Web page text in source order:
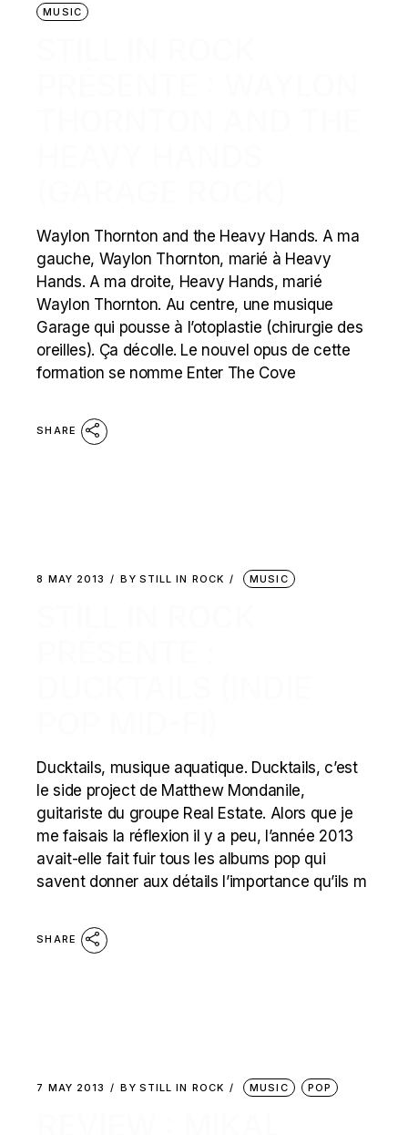
MUSIC
Waylon Thornton and the Heavy Hands. A ma
gauche, Waylon Thornton, marié à Heavy
Hands. A ma droite, Heavy Hands, marié
Waylon Thornton. Au centre, une musique
Garage qui pousse à l’otoplastie (chirurgie des
oreilles). Ça décolle. Le nouvel opus de cette
formation se nomme Enter The Cove
SHARE
8 MAY 2013 BY STILL IN ROCK MUSIC
Ducktails, musique aquatique. Ducktails, c’est
le side project de Matthew Mondanile,
guitariste du groupe Real Estate. Alors que je
me faisais la réflexion il y a peu, l’année 2013
avait-elle fait fuir tous les albums pop qui
savent donner aux détails l’importance qu’ils m
SHARE
7 MAY 2013 BY STILL IN ROCK MUSIC POP